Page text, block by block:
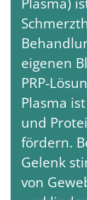
eigenen
PRP-
Plasma
und
fördern.
Gelenk
von